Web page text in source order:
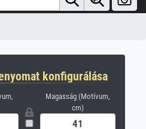
konfigurálása
Magasság (Motívum,
cm)